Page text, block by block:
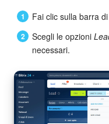
Fai clic sulla barra
Scegli le opzioni
necessari.